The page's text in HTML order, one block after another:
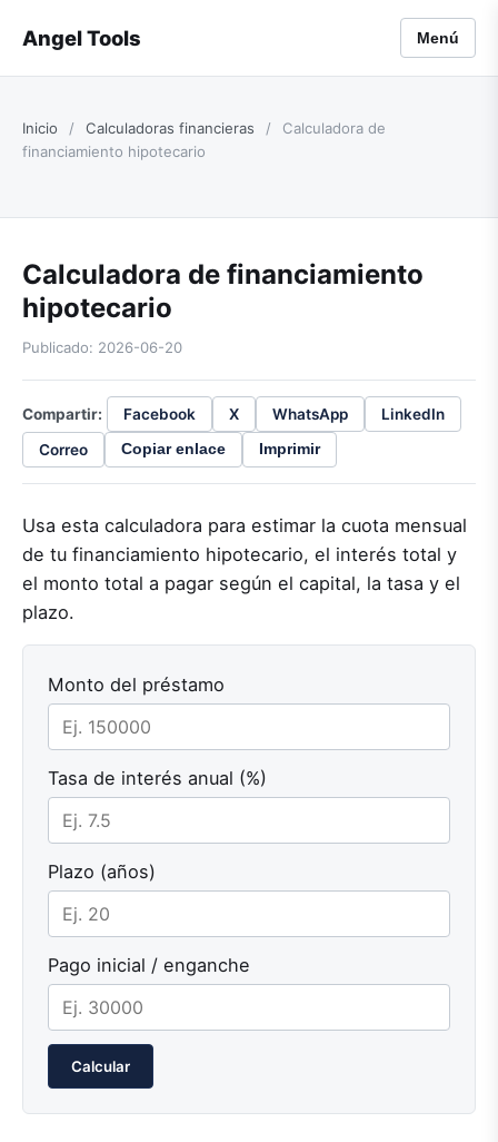
Angel Tools Menú
Inicio / Calculadoras financieras /
Calculadora de
financiamiento hipotecario
Calculadora de financiamiento
hipotecario
Publicado: 2026-06-20
Compartir: Facebook X WhatsApp
LinkedIn
Correo
Copiar enlace Imprimir
Usa esta calculadora para estimar la cuota mensual
de tu financiamiento hipotecario, el interés total y
el monto total a pagar según el capital, la tasa y el
plazo.
Monto del préstamo
Tasa de interés anual (%)
Plazo (años)
Pago inicial / enganche
Calcular